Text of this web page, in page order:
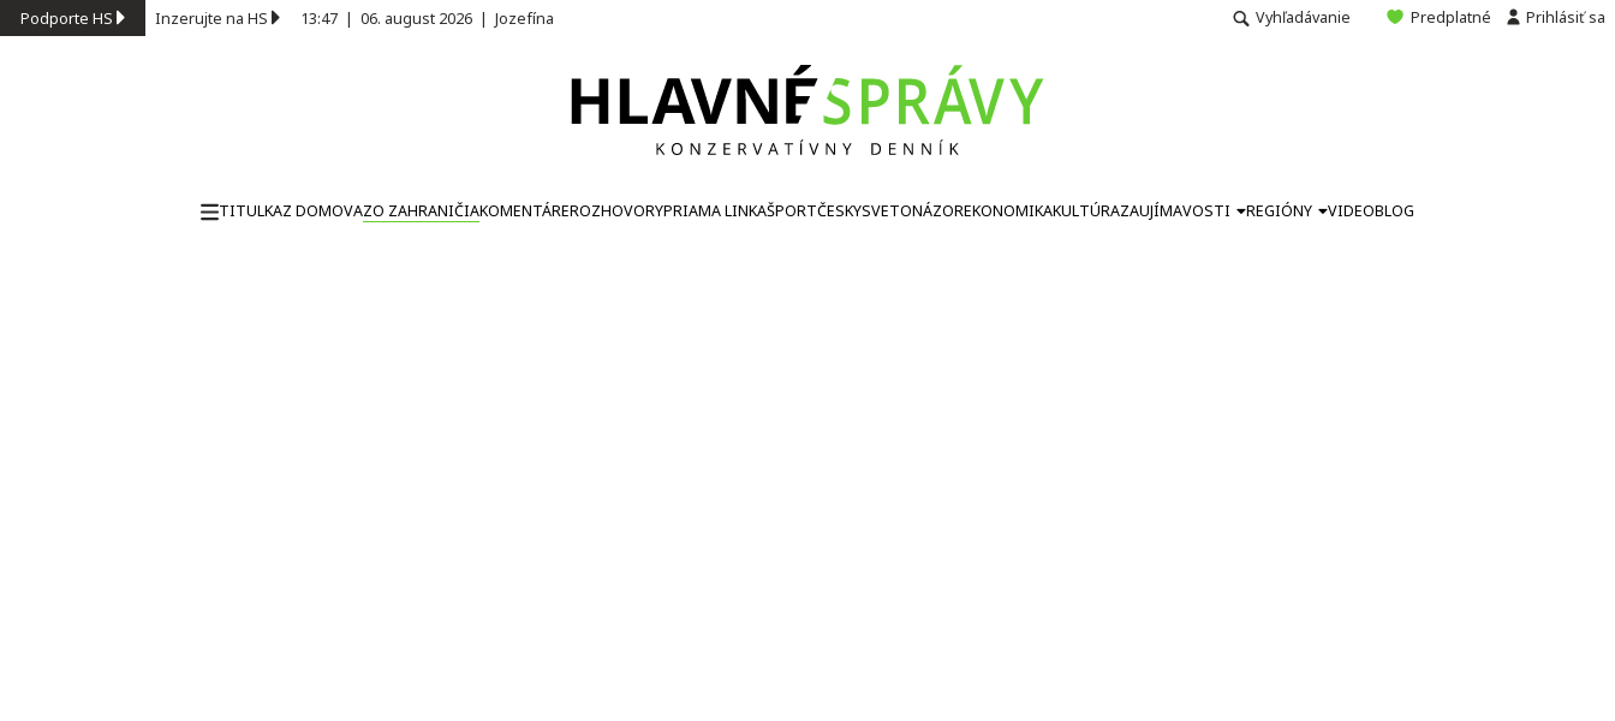
Podporte HS Inzerujte na HS 13:47 | 06. august 2026 | Jozefína Vyhľadávanie Predplatné Prihlásiť sa
TITULKAZ DOMOVAZO ZAHRANIČIAKOMENTÁREROZHOVORYPRIAMA LINKAŠPORTČESKYSVETONÁZOREKONOMIKAKULTÚRAZAUJÍMAVOSTI REGIÓNY VIDEOBLOG